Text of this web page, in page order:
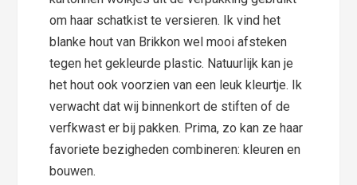
om haar schatkist te versieren. Ik vind het
blanke hout van Brikkon wel mooi afsteken
tegen het gekleurde plastic. Natuurlijk kan je
het hout ook voorzien van een leuk kleurtje. Ik
verwacht dat wij binnenkort de stiften of de
verfkwast er bij pakken. Prima, zo kan ze haar
favoriete bezigheden combineren: kleuren en
bouwen.